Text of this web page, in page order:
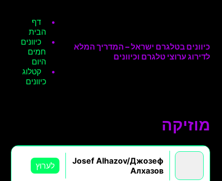
כיוונים בטלגרם ישראל – המדריך המלא
לדירוג ערוצי טלגרם וכיוונים
דף
הבית
כיוונים
חמים
היום
קטלוג
כיוונים
מוזיקה
Josef Alhazov/Джозеф
Алхазов
לערוץ